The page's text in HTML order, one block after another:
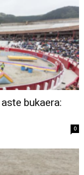
bukaera:
0